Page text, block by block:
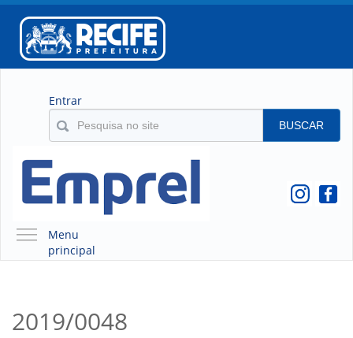
Entrar
BUSCAR
Menu
principal
O QUE É A EMPREL
2019/0048